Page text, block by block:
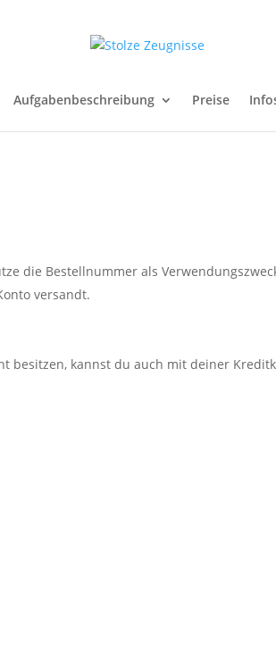
Aufgabenbeschreibung Preise
die Bestellnummer als
versandt.
besitzen, kannst du auch mit deiner